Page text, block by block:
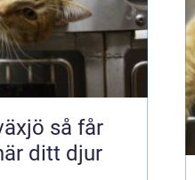
får
ditt djur